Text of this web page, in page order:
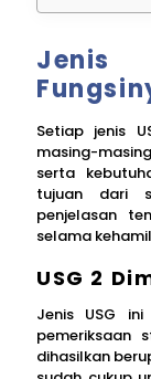
Jenis
Setiap jenis
masing-
serta
tujuan dari
penjelasan
selama
USG 2
Jenis USG
pemeriksaan
dihasilkan